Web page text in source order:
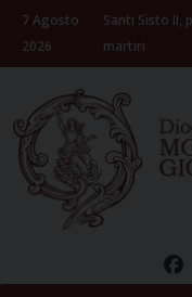
Skip
content
7 Agosto
2026
Santi Sisto II,
martiri